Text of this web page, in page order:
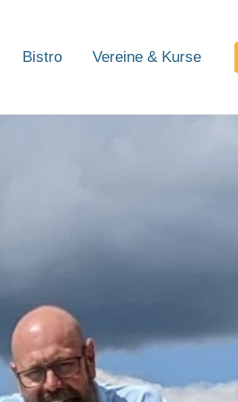
Bistro Vereine & Kurse